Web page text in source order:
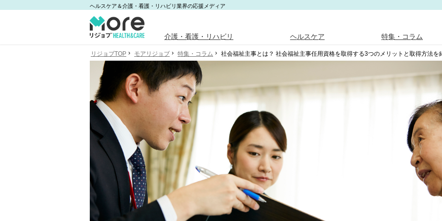
ヘルスケア＆介護・看護・リハビリ業界の応援メディア
介護・看護・リハビリ ヘルスケア 特集・コラム
リジョブTOP モアリジョブ 特集・コラム 社会福祉主事とは？ 社会福祉主事任用資格を取得する3つのメリットと取得方法を